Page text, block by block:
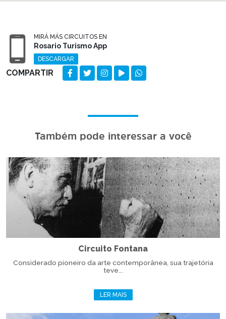
MIRÁ MÁS CIRCUITOS EN
Rosario Turismo App
DESCARGAR
COMPARTIR
Também pode interessar a você
Circuito Fontana
Considerado pioneiro da arte contemporânea, sua trajetória
teve...
LER MAIS